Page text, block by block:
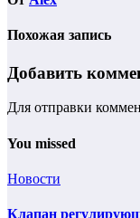
Похожая запись
Добавить
Для отправки
You missed
Новости
Клапан